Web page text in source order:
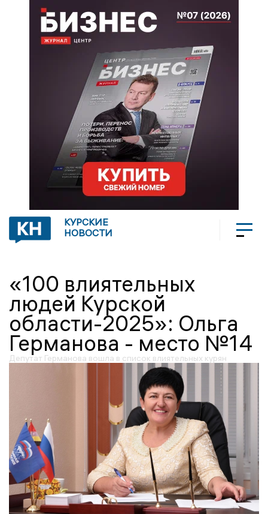
КУРСКИЕ
НОВОСТИ
«100 влиятельных
людей Курской
области-2025»: Ольга
Германова - место №14
Депутат Германова вошла в список влиятельных курян